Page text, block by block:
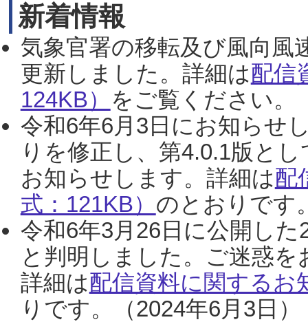
新着情報
気象官署の移転及び風向風
更新しました。詳細は配信
124KB） をご覧ください。
令和6年6月3日にお知らせ
りを修正し、第4.0.1版と
お知らせします。詳細は配
式：121KB） のとおりです
令和6年3月26日に公開し
と判明しました。ご迷惑
詳細は配信資料に関するお
りです。（2024年6月3日）